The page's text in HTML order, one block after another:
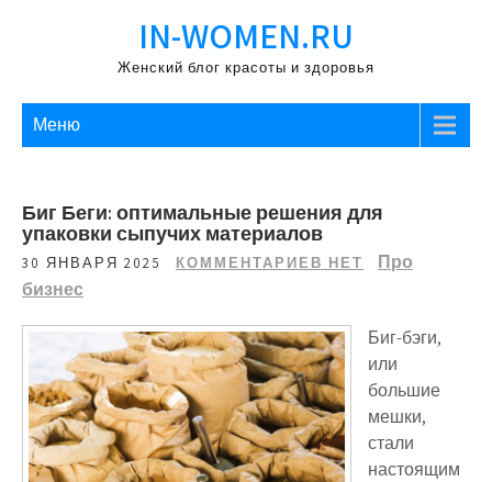
IN-WOMEN.RU
Женский блог красоты и здоровья
Меню
Биг Беги: оптимальные решения для
упаковки сыпучих материалов
30 ЯНВАРЯ 2025 КОММЕНТАРИЕВ НЕТ
Про
бизнес
Биг-бэги,
или
большие
мешки,
стали
настоящим